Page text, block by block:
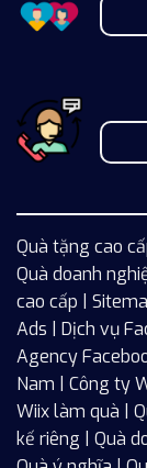
Quà tặng cao
Quà doanh
cao cấp |
Ads
Dịch vụ
Agency
Nam | Công ty
Wiix làm quà |
kế riêng | Quà